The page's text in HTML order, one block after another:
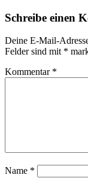
Schreibe einen
Deine E-Mail-
Felder sind mit *
Kommentar *
Name *